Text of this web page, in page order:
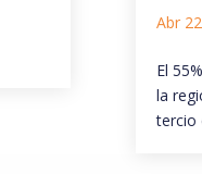
Abr
El
la
tercio